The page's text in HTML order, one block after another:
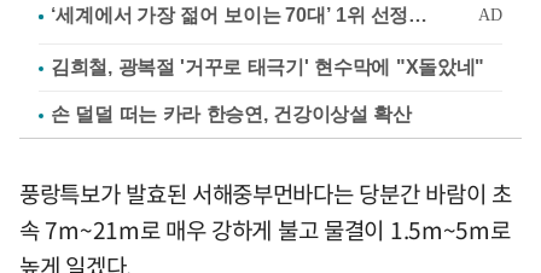
김희철, 광복절 '거꾸로 태극기' 현수막에 "X돌았네"
손 덜덜 떠는 카라 한승연, 건강이상설 확산
풍랑특보가 발효된 서해중부먼바다는 당분간 바람이 초
속 7m~21m로 매우 강하게 불고 물결이 1.5m~5m로
높게 일겠다.